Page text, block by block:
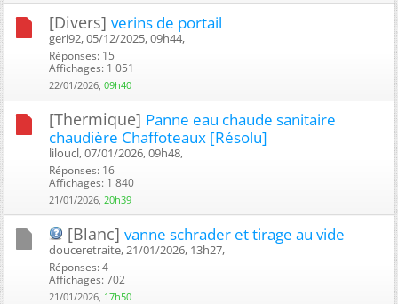
[Divers] verins de portail
geri92, 05/12/2025, 09h44, ‎
Réponses: 15
Affichages: 1 051
22/01/2026, 09h40
[Thermique] Panne eau chaude sanitaire
chaudière Chaffoteaux [Résolu]
liloucl, 07/01/2026, 09h48, ‎
Réponses: 16
Affichages: 1 840
21/01/2026, 20h39
[Blanc] vanne schrader et tirage au vide
douceretraite, 21/01/2026, 13h27, ‎
Réponses: 4
Affichages: 702
21/01/2026, 17h50